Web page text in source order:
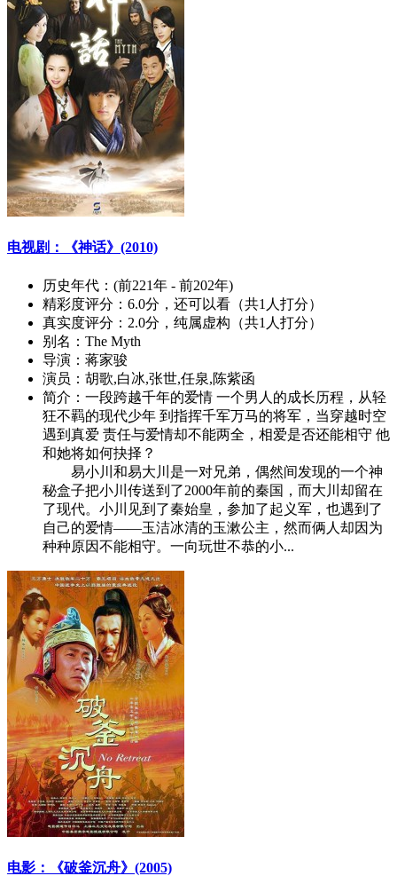
电视剧：《神话》(2010)
历史年代： (前221年 - 前202年)
精彩度评分： 6.0分，还可以看（共1人打分）
真实度评分： 2.0分，纯属虚构（共1人打分）
别名： The Myth
导演： 蒋家骏
演员： 胡歌,白冰,张世,任泉,陈紫函
简介： 一段跨越千年的爱情 一个男人的成长历程，从轻
狂不羁的现代少年 到指挥千军万马的将军，当穿越时空
遇到真爱 责任与爱情却不能两全，相爱是否还能相守 他
和她将如何抉择？
易小川和易大川是一对兄弟，偶然间发现的一个神
秘盒子把小川传送到了2000年前的秦国，而大川却留在
了现代。小川见到了秦始皇，参加了起义军，也遇到了
自己的爱情——玉洁冰清的玉漱公主，然而俩人却因为
种种原因不能相守。一向玩世不恭的小...
电影：《破釜沉舟》(2005)